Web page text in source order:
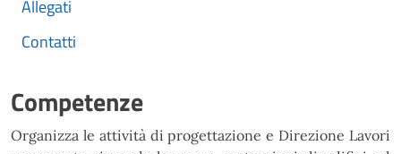
Allegati
Contatti
Competenze
Organizza le attività di progettazione e Direzione Lavori